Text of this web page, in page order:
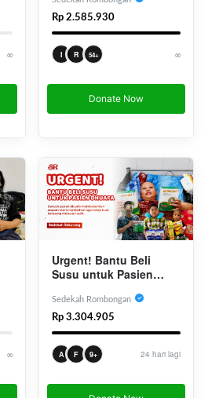
∞
Rp 2.585.930
I R 54+ ∞
Donate Now
∞
Urgent! Bantu Beli
Susu untuk Pasien
Sedekah Rombongan
Rp 3.304.905
A F 9+ 24 hari lagi